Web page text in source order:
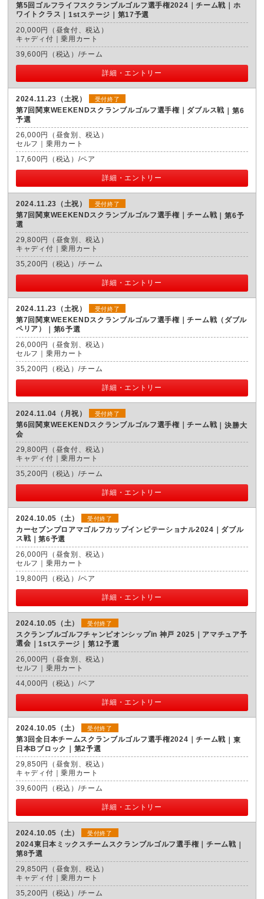
第5回ゴルフライフスクランブルゴルフ選手権2024｜チーム戦｜ホ
ワイトクラス
1stステージ｜第17予選
20,000円（昼食付、税込）
キャディ付｜乗用カート
39,600円（税込）/チーム
詳細・エントリー
2024.11.23（土祝） 受付終了
第7回関東WEEKENDスクランブルゴルフ選手権｜ダブルス戦
第6
予選
26,000円（昼食別、税込）
セルフ｜乗用カート
17,600円（税込）/ペア
詳細・エントリー
2024.11.23（土祝） 受付終了
第7回関東WEEKENDスクランブルゴルフ選手権｜チーム戦
第6予
選
29,800円（昼食別、税込）
キャディ付｜乗用カート
35,200円（税込）/チーム
詳細・エントリー
2024.11.23（土祝） 受付終了
第7回関東WEEKENDスクランブルゴルフ選手権｜チーム戦（ダブル
ペリア）
第6予選
26,000円（昼食別、税込）
セルフ｜乗用カート
35,200円（税込）/チーム
詳細・エントリー
2024.11.04（月祝） 受付終了
第6回関東WEEKENDスクランブルゴルフ選手権｜チーム戦
決勝大
会
29,800円（昼食付、税込）
キャディ付｜乗用カート
35,200円（税込）/チーム
詳細・エントリー
2024.10.05（土） 受付終了
カーセブンプロアマゴルフカップインビテーショナル2024｜ダブル
ス戦
第6予選
26,000円（昼食別、税込）
セルフ｜乗用カート
19,800円（税込）/ペア
詳細・エントリー
2024.10.05（土） 受付終了
スクランブルゴルフチャンピオンシップin 神戸 2025｜アマチュア予
選会
1stステージ｜第12予選
26,000円（昼食別、税込）
セルフ｜乗用カート
44,000円（税込）/ペア
詳細・エントリー
2024.10.05（土） 受付終了
第3回全日本チームスクランブルゴルフ選手権2024｜チーム戦
東
日本Bブロック｜第2予選
29,850円（昼食別、税込）
キャディ付｜乗用カート
39,600円（税込）/チーム
詳細・エントリー
2024.10.05（土） 受付終了
2024東日本ミックスチームスクランブルゴルフ選手権｜チーム戦
第8予選
29,850円（昼食別、税込）
キャディ付｜乗用カート
35,200円（税込）/チーム